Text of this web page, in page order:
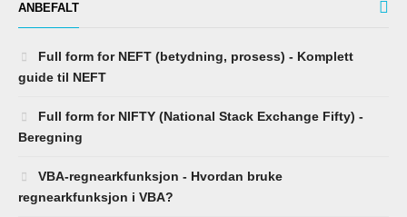
ANBEFALT
Full form for NEFT (betydning, prosess) - Komplett
guide til NEFT
Full form for NIFTY (National Stack Exchange Fifty) -
Beregning
VBA-regnearkfunksjon - Hvordan bruke
regnearkfunksjon i VBA?